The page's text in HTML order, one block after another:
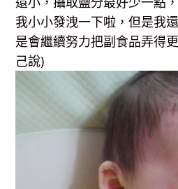
我小小發洩一下啦，但是我還
是會繼續努力把副食品弄得
己說)